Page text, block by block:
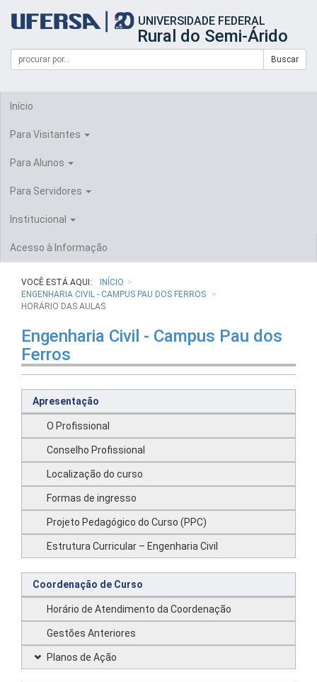
portal
UFERSA
UNIVERSIDADE FEDERAL
Rural do Semi-Árido
Formulário
Busca
Campo
de
Buscar
Início
Para Visitantes
Para Alunos
Para Servidores
Institucional
Acesso à Informação
VOCÊ ESTÁ AQUI:
INÍCIO
ENGENHARIA CIVIL - CAMPUS PAU DOS FERROS
HORÁRIO DAS AULAS
Engenharia Civil - Campus Pau dos
Ferros
Apresentação
O Profissional
Conselho Profissional
Localização do curso
Formas de ingresso
Projeto Pedagógico do Curso (PPC)
Estrutura Curricular – Engenharia Civil
Coordenação de Curso
Horário de Atendimento da Coordenação
Gestões Anteriores
Planos de Ação